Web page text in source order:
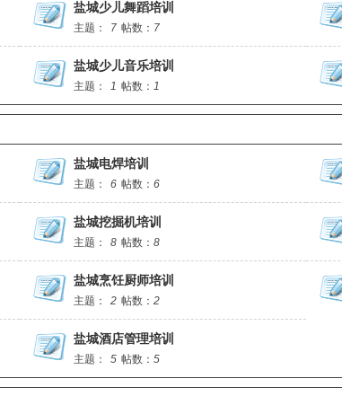
盐城少儿舞蹈培训
主题： 7 帖数： 7
盐城少儿音乐培训
主题： 1 帖数： 1
盐城电焊培训
主题： 6 帖数： 6
盐城挖掘机培训
主题： 8 帖数： 8
盐城烹饪厨师培训
主题： 2 帖数： 2
盐城酒店管理培训
主题： 5 帖数： 5